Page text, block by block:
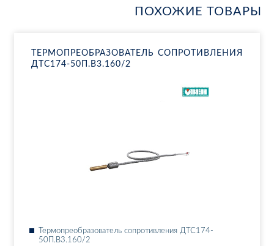
ПОХОЖИЕ ТОВАРЫ
ТЕР­МО­ПРЕ­ОБ­РА­ЗО­ВА­ТЕЛЬ СО­ПРО­ТИВ­ЛЕ­НИЯ
ДТ­С174-50П.В3.160/2
Тер­мо­пре­об­ра­зо­ва­тель со­про­тив­ле­ния ДТ­С174-
50П.В3.160/2